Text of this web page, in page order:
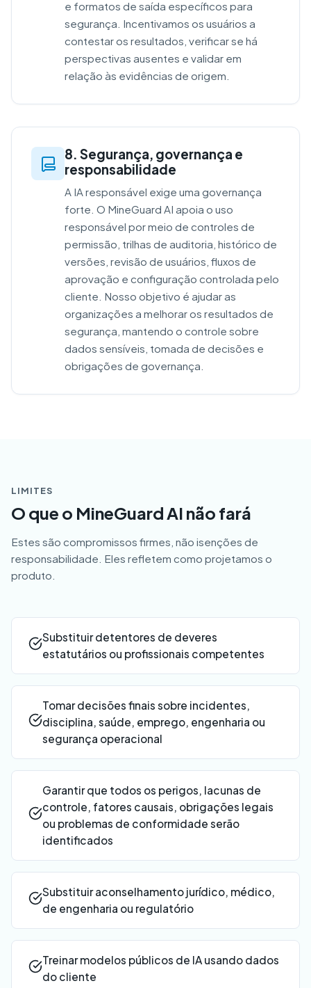
e formatos de saída específicos para
segurança. Incentivamos os usuários a
contestar os resultados, verificar se há
perspectivas ausentes e validar em
relação às evidências de origem.
8. Segurança, governança e
responsabilidade
A IA responsável exige uma governança
forte. O MineGuard AI apoia o uso
responsável por meio de controles de
permissão, trilhas de auditoria, histórico de
versões, revisão de usuários, fluxos de
aprovação e configuração controlada pelo
cliente. Nosso objetivo é ajudar as
organizações a melhorar os resultados de
segurança, mantendo o controle sobre
dados sensíveis, tomada de decisões e
obrigações de governança.
LIMITES
O que o MineGuard AI não fará
Estes são compromissos firmes, não isenções de
responsabilidade. Eles refletem como projetamos o
produto.
Substituir detentores de deveres
estatutários ou profissionais competentes
Tomar decisões finais sobre incidentes,
disciplina, saúde, emprego, engenharia ou
segurança operacional
Garantir que todos os perigos, lacunas de
controle, fatores causais, obrigações legais
ou problemas de conformidade serão
identificados
Substituir aconselhamento jurídico, médico,
de engenharia ou regulatório
Treinar modelos públicos de IA usando dados
do cliente